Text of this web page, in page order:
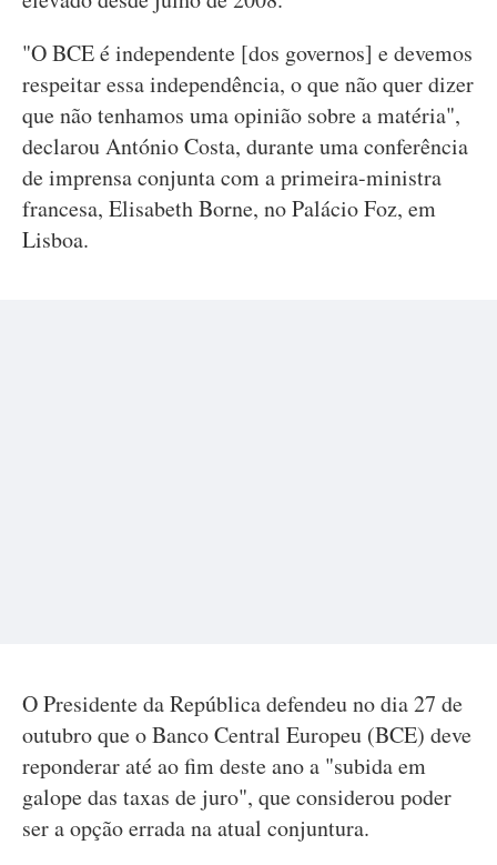
"O BCE é independente [dos governos] e devemos
respeitar essa independência, o que não quer dizer
que não tenhamos uma opinião sobre a matéria",
declarou António Costa, durante uma conferência
de imprensa conjunta com a primeira-ministra
francesa, Elisabeth Borne, no Palácio Foz, em
Lisboa.
O Presidente da República defendeu no dia 27 de
outubro que o Banco Central Europeu (BCE) deve
reponderar até ao fim deste ano a "subida em
galope das taxas de juro", que considerou poder
ser a opção errada na atual conjuntura.